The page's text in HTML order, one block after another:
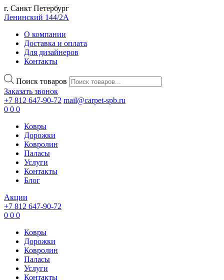
г. Санкт Петербург
Ленинский 144/2А
О компании
Доставка и оплата
Для дизайнеров
Контакты
Поиск товаров
Заказать звонок
+7 812 647-90-72 mail@carpet-spb.ru
0 0 0
Ковры
Дорожки
Ковролин
Паласы
Услуги
Контакты
Блог
Акции
+7 812 647-90-72
0 0 0
Ковры
Дорожки
Ковролин
Паласы
Услуги
Контакты